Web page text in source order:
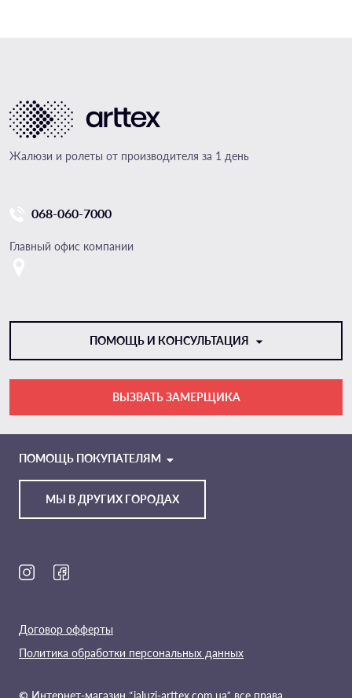
Жалюзи и ролеты от производителя за 1 день
068-060-7000
Главный офис компании
ПОМОЩЬ И КОНСУЛЬТАЦИЯ
TELEGRAM
ВЫЗВАТЬ ЗАМЕРЩИКА
МЫ В ДРУГИХ ГОРОДАХ
ПОМОЩЬ ПОКУПАТЕЛЯМ
© Интернет-магазин “jaluzi-arttex.com.ua” все права
Договор офферты
Политика обработки персональных данных